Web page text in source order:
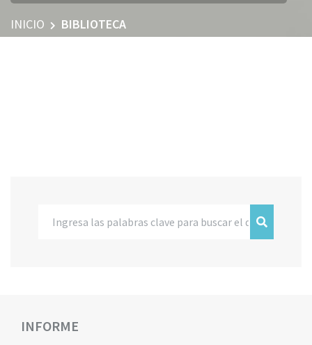
INICIO BIBLIOTECA
INFORME